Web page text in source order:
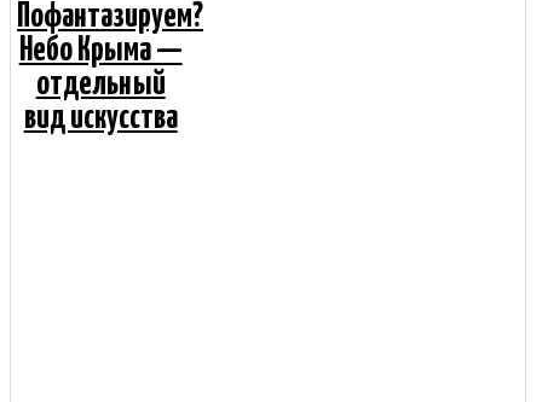
Пофантазируем?
Небо Крыма —
отдельный
вид искусства